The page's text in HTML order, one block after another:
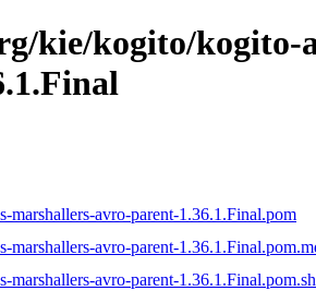
kie/kogito/kogito-
marshallers-avro-parent-1.36.1.Final.pom
marshallers-avro-parent-
marshallers-avro-parent-